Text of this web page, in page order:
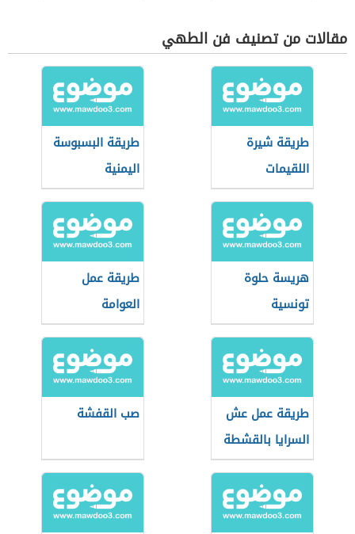
مقالات من تصنيف فن الطهي
طريقة شيرة
اللقيمات
طريقة البسبوسة
اليمنية
هريسة حلوة
تونسية
طريقة عمل
العوامة
طريقة عمل عش
السرايا بالقشطة
صب القفشة